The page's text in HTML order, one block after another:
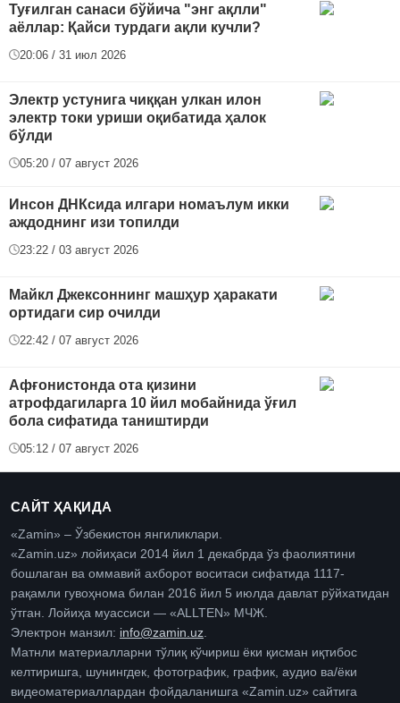
Туғилган санаси бўйича "энг ақлли"
аёллар: Қайси турдаги ақли кучли?
20:06 / 31 июл 2026
Электр устунига чиққан улкан илон
электр токи уриши оқибатида ҳалок
бўлди
05:20 / 07 август 2026
Инсон ДНКсида илгари номаълум икки
аждоднинг изи топилди
23:22 / 03 август 2026
Майкл Джексоннинг машҳур ҳаракати
ортидаги сир очилди
22:42 / 07 август 2026
Афғонистонда ота қизини
атрофдагиларга 10 йил мобайнида ўғил
бола сифатида таништирди
05:12 / 07 август 2026
САЙТ ҲАҚИДА
«Zamin» – Ўзбекистон янгиликлари.
«Zamin.uz» лойиҳаси 2014 йил 1 декабрда ўз фаолиятини
бошлаган ва оммавий ахборот воситаси сифатида 1117-
рақамли гувоҳнома билан 2016 йил 5 июлда давлат рўйхатидан
ўтган. Лойиҳа муассиси — «ALLTEN» МЧЖ.
Электрон манзил: info@zamin.uz
Матнли материалларни тўлиқ кўчириш ёки қисман иқтибос
келтиришга, шунингдек, фотографик, график, аудио ва/ёки
видеоматериаллардан фойдаланишга «Zamin.uz» сайтига